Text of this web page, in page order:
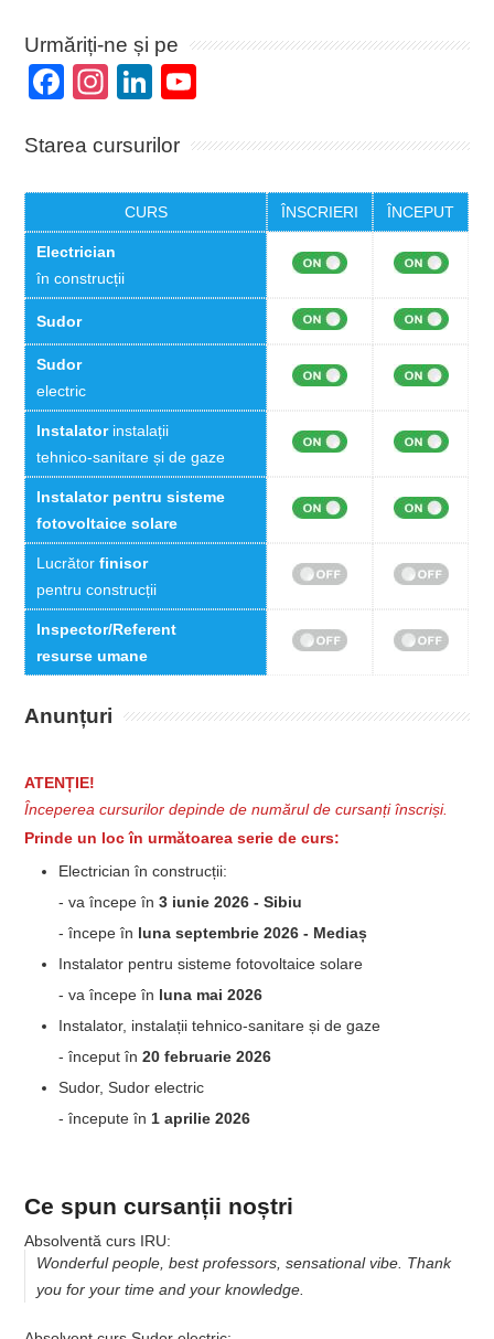
Urmăriți-ne și pe
Facebook
Instagram
LinkedIn
Starea cursurilor
CURS ÎNSCRIERI ÎNCEPUT
Electrician
în construcții
Sudor
Sudor
electric
Instalatorinstalații
tehnico-sanitare și de gaze
Instalator pentru sisteme
fotovoltaice solare
Lucrătorfinisor
pentru construcții
Inspector/Referent
resurse umane
Anunțuri
ATENȚIE!
Începerea cursurilor depinde de numărul de cursanți înscriși.
Prinde un loc în următoarea serie de curs:
Electrician în construcții:
- va începe în 3 iunie 2026 - Sibiu
- începe în luna septembrie 2026 - Mediaș
Instalator pentru sisteme fotovoltaice solare
- va începe în luna mai 2026
Instalator, instalații tehnico-sanitare și de gaze
- început în 20 februarie 2026
Sudor, Sudor electric
- începute în 1 aprilie 2026
Ce spun cursanții noștri
Absolventă curs IRU:
Wonderful people, best professors, sensational vibe. Thank
you for your time and your knowledge.